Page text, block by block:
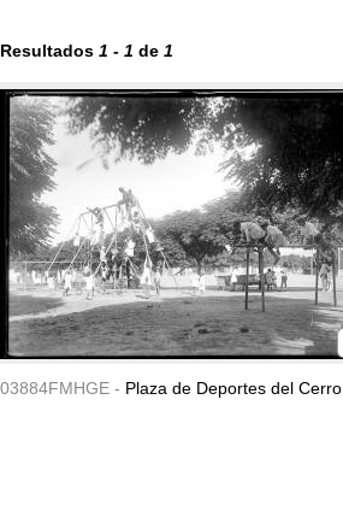
Resultados 1 - 1 de 1
03884FMHGE - Plaza de Deportes del Cerro.